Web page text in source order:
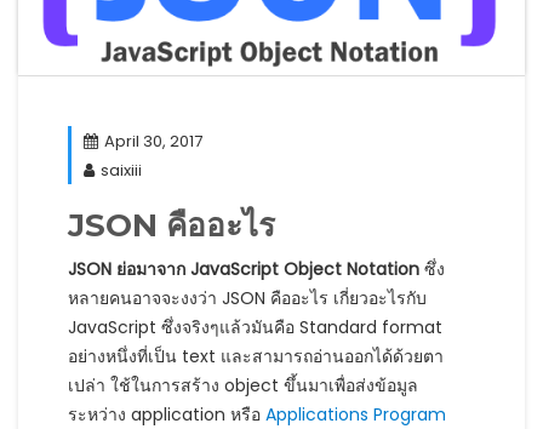
April 30, 2017
saixiii
JSON คืออะไร
JSON ย่อมาจาก JavaScript Object Notation ซึ่ง
หลายคนอาจจะงงว่า JSON คืออะไร เกี่ยวอะไรกับ
JavaScript ซึ่งจริงๆแล้วมันคือ Standard format
อย่างหนึ่งที่เป็น text และสามารถอ่านออกได้ด้วยตา
เปล่า ใช้ในการสร้าง object ขึ้นมาเพื่อส่งข้อมูล
ระหว่าง application หรือ Applications Program